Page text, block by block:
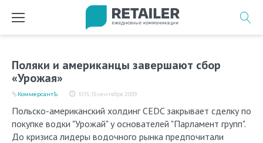
Поляки и американцы завершают сбор
«Урожая»
10:15, 15 сентября 2009
КоммерсантЪ
Польско-американский холдинг CEDC закрывает сделку по
покупке водки "Урожай" у основателей "Парламент групп".
До кризиса лидеры водочного рынка предпочитали